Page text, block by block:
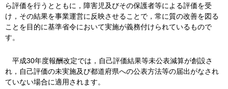
ら評価を行うとともに，障害児及びその保護者等による評価を受
け，その結果を事業運営に反映させることで，常に質の改善を図る
ことを目的に基準省令において実施が義務付けられているもので
す。
平成30年度報酬改定では， 自己評価結果等未公表減算が創設さ
れ，自己評価の未実施及び都道府県への公表方法等の届出がなされ
ていない場合に適用されます。